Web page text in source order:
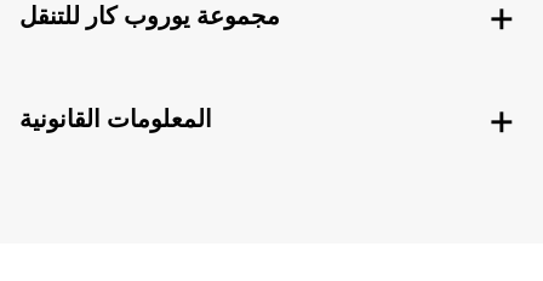
مجموعة يوروب كار للتنقل
المعلومات القانونية